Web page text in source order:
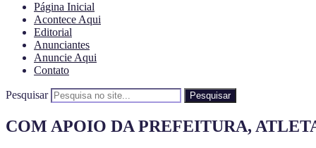
Página Inicial
Acontece Aqui
Editorial
Anunciantes
Anuncie Aqui
Contato
Pesquisar Pesquisar
COM APOIO DA PREFEITURA,